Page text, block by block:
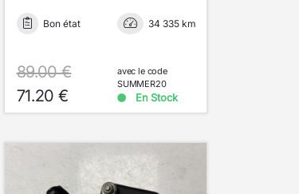
Bon état 34 335 km
89.00 €
71.20 €
avec le code
SUMMER20
En Stock